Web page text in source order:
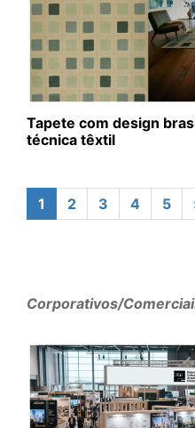
Tapete com design
técnica têxtil
1 2 3 4 5
Corporativos/